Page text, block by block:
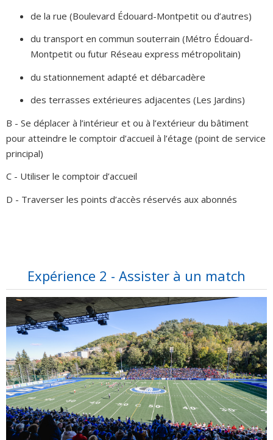
de la rue (Boulevard Édouard-Montpetit ou d’autres)
du transport en commun souterrain (Métro Édouard-
Montpetit ou futur Réseau express métropolitain)
du stationnement adapté et débarcadère
des terrasses extérieures adjacentes (Les Jardins)
B - Se déplacer à l’intérieur et ou à l’extérieur du bâtiment
pour atteindre le comptoir d’accueil à l’étage (point de service
principal)
C - Utiliser le comptoir d’accueil
D - Traverser les points d’accès réservés aux abonnés
Expérience 2 - Assister à un match